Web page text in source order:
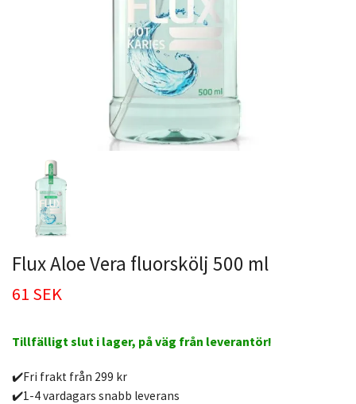
Flux Aloe Vera fluorskölj 500 ml
61 SEK
Tillfälligt slut i lager, på väg från leverantör!
✔️Fri frakt från 299 kr
✔️1-4 vardagars snabb leverans